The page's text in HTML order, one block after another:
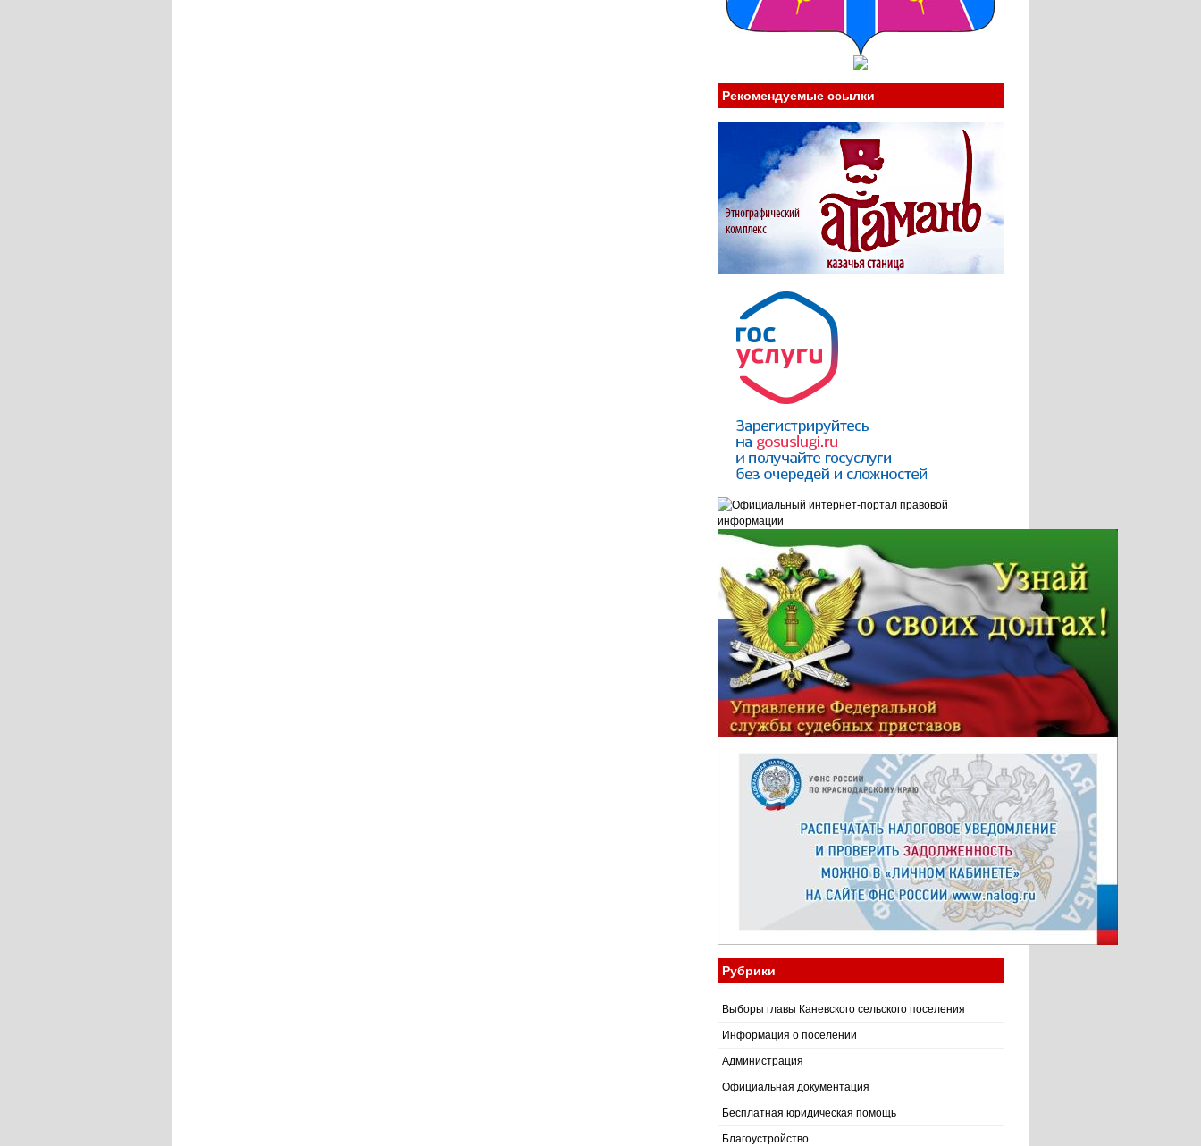
Рекомендуемые ссылки
Рубрики
Выборы главы Каневского сельского поселения
Информация о поселении
Администрация
Официальная документация
Бесплатная юридическая помощь
Благоустройство